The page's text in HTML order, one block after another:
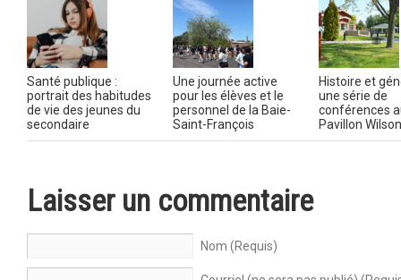
Santé publique :
portrait des habitudes
de vie des jeunes du
secondaire
Une journée active
pour les élèves et le
personnel de la Baie-
Saint-François
Histoire et
une série de
conférences
Pavillon Wilson
Laisser un commentaire
Nom (Requis)